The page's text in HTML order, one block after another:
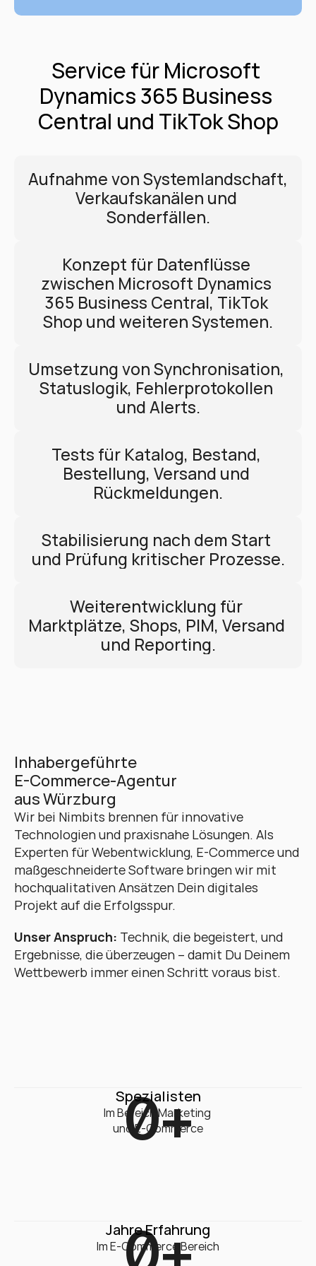
Service für Microsoft
Dynamics 365 Business
Central und TikTok Shop
Aufnahme von Systemlandschaft,
Verkaufskanälen und
Sonderfällen.
Konzept für Datenflüsse
zwischen Microsoft Dynamics
365 Business Central, TikTok
Shop und weiteren Systemen.
Umsetzung von Synchronisation,
Statuslogik, Fehlerprotokollen
und Alerts.
Tests für Katalog, Bestand,
Bestellung, Versand und
Rückmeldungen.
Stabilisierung nach dem Start
und Prüfung kritischer Prozesse.
Weiterentwicklung für
Marktplätze, Shops, PIM, Versand
und Reporting.
Inhabergeführte
E-Commerce-Agentur
aus Würzburg
Wir bei Nimbits brennen für innovative
Technologien und praxisnahe Lösungen. Als
Experten für Webentwicklung, E-Commerce und
maßgeschneiderte Software bringen wir mit
hochqualitativen Ansätzen Dein digitales
Projekt auf die Erfolgsspur.
Unser Anspruch: Technik, die begeistert, und
Ergebnisse, die überzeugen – damit Du Deinem
Wettbewerb immer einen Schritt voraus bist.
0+
Spezialisten
Im Bereich Marketing
und E-Commerce
Jahre Erfahrung
Im E-Commerce Bereich